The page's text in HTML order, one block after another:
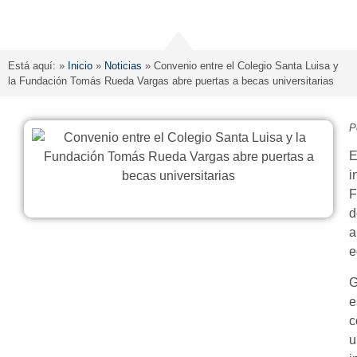
Está aquí: » Inicio » Noticias » Convenio entre el Colegio Santa Luisa y
la Fundación Tomás Rueda Vargas abre puertas a becas universitarias